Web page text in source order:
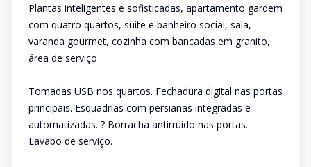
Plantas inteligentes e sofisticadas, apartamento gardem
com quatro quartos, suite e banheiro social, sala,
varanda gourmet, cozinha com bancadas em granito,
área de serviço
Tomadas USB nos quartos. Fechadura digital nas portas
principais. Esquadrias com persianas integradas e
automatizadas. ? Borracha antirruído nas portas.
Lavabo de serviço.